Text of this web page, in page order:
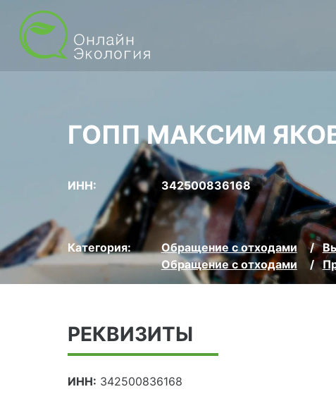
ГОПП МАКСИМ
ИНН: 342500836168
Категория: Обращение с отходами
Обращение с отходами
РЕКВИЗИТЫ
ИНН: 342500836168